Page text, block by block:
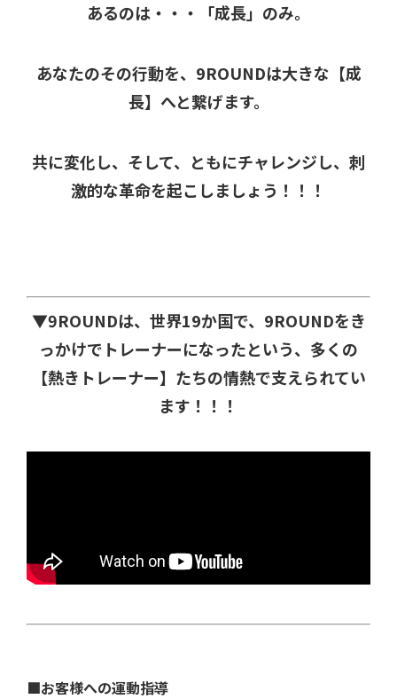
あるのは・・・「成長」のみ。
あなたのその行動を、9ROUNDは大きな【成
長】へと繋げます。
共に変化し、そして、ともにチャレンジし、刺
激的な革命を起こしましょう！！！
▼9ROUNDは、世界19か国で、9ROUNDをき
っかけでトレーナーになったという、多くの
【熱きトレーナー】たちの情熱で支えられてい
ます！！！
■お客様への運動指導